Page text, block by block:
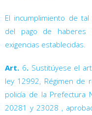
El incumplimiento de
del pago de haberes
exigencias establecidas.
Art. 6.Sustitúyese el
ley 12992, Régimen
policía de la Prefectura
20281 y 23028 ,